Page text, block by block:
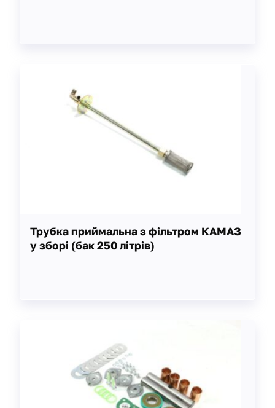
Трубка приймальна з фільтром КАМАЗ
у зборі (бак 250 літрів)